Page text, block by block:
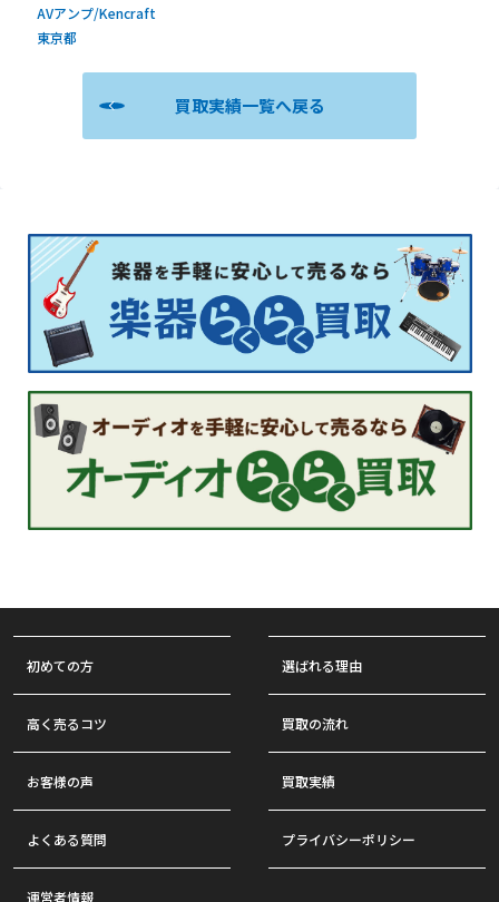
AVアンプ/Kencraft
東京都
買取実績一覧へ戻る
初めての方 選ばれる理由
高く売るコツ 買取の流れ
お客様の声 買取実績
よくある質問 プライバシーポリシー
運営者情報